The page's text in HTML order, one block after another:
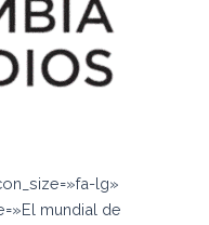
lg»
mundial de